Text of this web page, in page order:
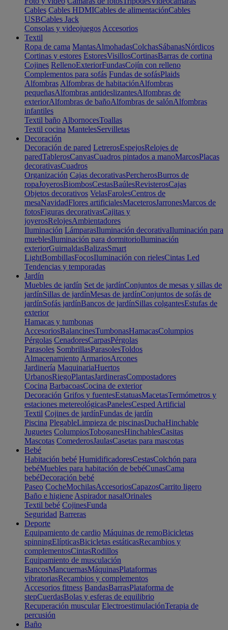
Cables Cables HDMICables de alimentaciónCables
USBCables Jack
Consolas y videojuegos Accesorios
Textil
Ropa de cama MantasAlmohadasColchasSábanasNórdicos
Cortinas y estores EstoresVisillosCortinasBarras de cortina
Cojines RellenoExteriorFundasCojín con relleno
Complementos para sofás Fundas de sofásPlaids
Alfombras Alfombras de habitaciónAlfombras
pequeñasAlfombras antideslizantesAlfombras de
exteriorAlfombras de bañoAlfombras de salónAlfombras
infantiles
Textil baño AlbornocesToallas
Textil cocina MantelesServilletas
Decoración
Decoración de pared LetrerosEspejosRelojes de
paredTablerosCanvasCuadros pintados a manoMarcosPlacas
decorativasCuadros
Organización Cajas decorativasPercherosBurros de
ropaJoyerosBiombosCestasBaúlesRevisterosCajas
Objetos decorativos VelasFarolesCentros de
mesaNavidadFlores artificialesMaceterosJarronesMarcos de
fotosFiguras decorativasCajitas y
joyerosRelojesAmbientadores
Iluminación LámparasIluminación decorativaIluminación para
mueblesIluminación para dormitorioIluminación
exteriorGuirnaldasBalizasSmart
LightBombillasFocosIluminación con rielesCintas Led
Tendencias y temporadas
Jardín
Muebles de jardín Set de jardínConjuntos de mesas y sillas de
jardínSillas de jardínMesas de jardínConjuntos de sofás de
jardínSofás jardínBancos de jardínSillas colgantesEstufas de
exterior
Hamacas y tumbonas
AccesoriosBalancinesTumbonasHamacasColumpios
Pérgolas CenadoresCarpasPérgolas
Parasoles SombrillasParasolesToldos
Almacenamiento ArmariosArcones
Jardinería MaquinariaHuertos
UrbanosRiegoPlantasJardinerasCompostadores
Cocina BarbacoasCocina de exterior
Decoración Grifos y fuentesEstatuasMacetasTermómetros y
estaciones metereológicasPanelesCesped Artificial
Textil Cojines de jardínFundas de jardín
Piscina PlegableLimpieza de piscinasDuchaHinchable
Juguetes ColumpiosToboganesHinchablesCasitas
Mascotas ComederosJaulasCasetas para mascotas
Bebé
Habitación bebé HumidificadoresCestasColchón para
bebéMuebles para habitación de bebéCunasCama
bebéDecoración bebé
Paseo CocheMochilasAccesoriosCapazosCarrito ligero
Baño e higiene Aspirador nasalOrinales
Textil bebé CojinesFunda
Seguridad Barreras
Deporte
Equipamiento de cardio Máquinas de remoBicicletas
spinningElípticasBicicletas estáticasRecambios y
complementosCintasRodillos
Equipamiento de musculación
BancosMancuernasMáquinasPlataformas
vibratoriasRecambios y complementos
Accesorios fitness BandasBarrasPlataforma de
stepCuerdasBolas y esferas de equilibrio
Recuperación muscular ElectroestimulaciónTerapia de
percusión
Baño